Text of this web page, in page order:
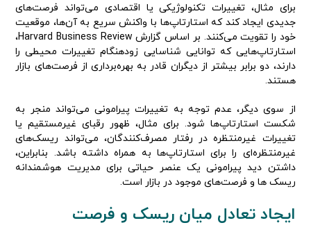
برای مثال، تغییرات تکنولوژیکی یا اقتصادی می‌تواند فرصت‌های
جدیدی ایجاد کند که استارتاپ‌ها با واکنش سریع به آن‌ها، موقعیت
خود را تقویت می‌کنند. بر اساس گزارش Harvard Business Review،
استارتاپ‌هایی که توانایی شناسایی زودهنگام تغییرات محیطی را
دارند، دو برابر بیشتر از دیگران قادر به بهره‌برداری از فرصت‌های بازار
هستند.
از سوی دیگر، عدم توجه به تغییرات پیرامونی می‌تواند منجر به
شکست استارتاپ‌ها شود. برای مثال، ظهور رقبای غیرمستقیم یا
تغییرات غیرمنتظره در رفتار مصرف‌کنندگان، می‌تواند ریسک‌های
غیرمنتظره‌ای را برای استارتاپ‌ها به همراه داشته باشد. بنابراین،
داشتن دید پیرامونی یک عنصر حیاتی برای مدیریت هوشمندانه
ریسک‌ ها و فرصت‌های موجود در بازار است.
ایجاد تعادل میان ریسک و فرصت